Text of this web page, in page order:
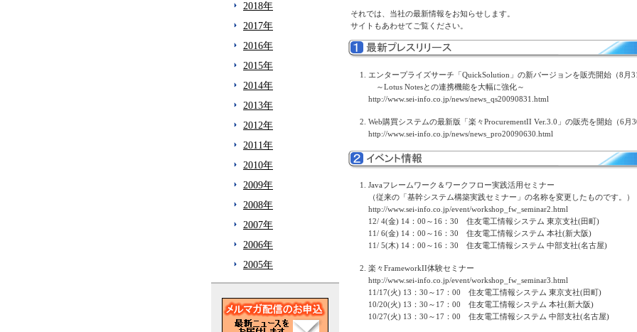
2018年
2017年
2016年
2015年
2014年
2013年
2012年
2011年
2010年
2009年
2008年
2007年
2006年
2005年
それでは、当社の最新情報をお知らせします。
サイトもあわせてご覧ください。
エンタープライズサーチ「QuickSolution」の新バージョンを販売開始（8月
～Lotus Notesとの連携機能を大幅に強化～
http://www.sei-info.co.jp/news/news_qs20090831.html
Web購買システムの最新版「楽々ProcurementII Ver.3.0」の販売を開始（6月
http://www.sei-info.co.jp/news/news_pro20090630.html
Javaフレームワーク＆ワークフロー実践活用セミナー
（従来の「基幹システム構築実践セミナー」の名称を変更したものです。）
http://www.sei-info.co.jp/event/workshop_fw_seminar2.html
12/ 4(金) 14：00～16：30 住友電工情報システム 東京支社(田町)
11/ 6(金) 14：00～16：30 住友電工情報システム 本社(新大阪)
11/ 5(木) 14：00～16：30 住友電工情報システム 中部支社(名古屋)
楽々FrameworkII体験セミナー
http://www.sei-info.co.jp/event/workshop_fw_seminar3.html
11/17(火) 13：30～17：00 住友電工情報システム 東京支社(田町)
10/20(火) 13：30～17：00 住友電工情報システム 本社(新大阪)
10/27(火) 13：30～17：00 住友電工情報システム 中部支社(名古屋)